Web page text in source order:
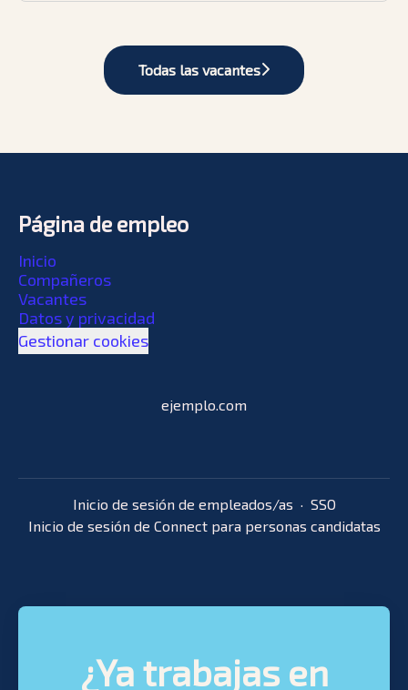
Todas las vacantes
Página de empleo
Inicio
Compañeros
Vacantes
Datos y privacidad
Gestionar cookies
ejemplo.com
Inicio de sesión de empleados/as · SSO
Inicio de sesión de Connect para personas candidatas
¿Ya trabajas en